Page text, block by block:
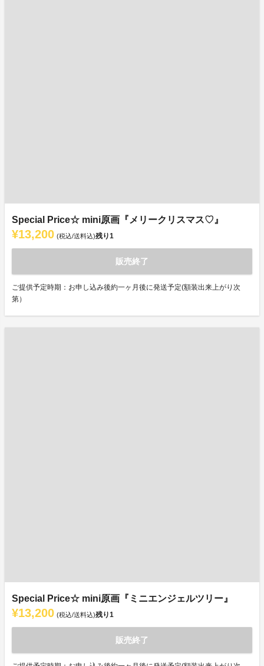
Special Price☆ mini原画『メリークリスマス♡』
¥13,200 (税込/送料込)残り1
販売終了
ご提供予定時期：お申し込み後約一ヶ月後に発送予定(額装出来上がり次
第）
Special Price☆ mini原画『ミニエンジェルツリー』
¥13,200 (税込/送料込)残り1
販売終了